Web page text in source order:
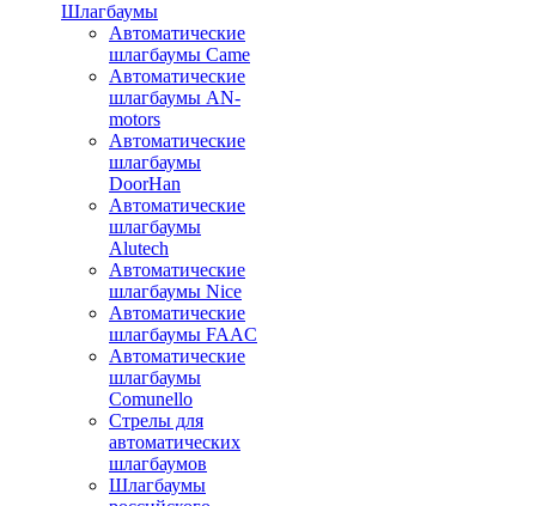
Шлагбаумы
Автоматические
шлагбаумы Came
Автоматические
шлагбаумы AN-
motors
Автоматические
шлагбаумы
DoorHan
Автоматические
шлагбаумы
Alutech
Автоматические
шлагбаумы Nice
Автоматические
шлагбаумы FAAC
Автоматические
шлагбаумы
Comunello
Стрелы для
автоматических
шлагбаумов
Шлагбаумы